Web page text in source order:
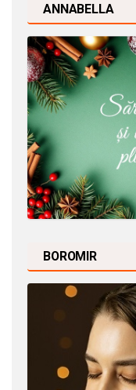
ANNABELLA
BOROMIR